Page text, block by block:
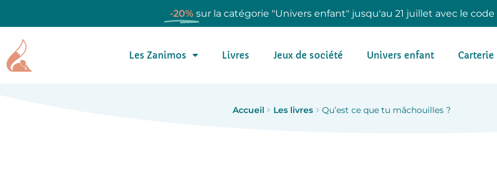
-20% sur la catégorie "Univers enfant" jusqu'au 21 juillet avec le code
Les Zanimos Livres Jeux de société Univers enfant Carterie
Accueil Les livres Qu’est ce que tu mâchouilles ?